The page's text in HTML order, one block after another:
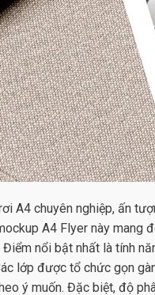
A4 chuyên nghiệp, ấn
A4 Flyer này mang
Điểm nổi bật nhất là tính
lớp được tổ chức gọn
ý muốn. Đặc biệt, độ